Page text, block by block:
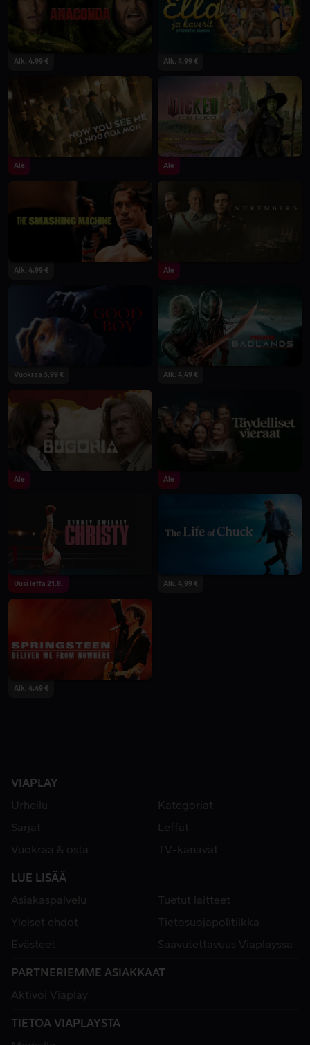
Alk. 4,99 € Alk. 4,99 €
Ale Ale
Alk. 4,99 € Ale
Vuokraa 3,99 € Alk. 4,49 €
Ale Ale
Uusi leffa 21.8. Alk. 4,99 €
Alk. 4,49 €
VIAPLAY
Urheilu
Kategoriat
Sarjat
Leffat
Vuokraa & osta
TV-kanavat
LUE LISÄÄ
Asiakaspalvelu
Tuetut laitteet
Yleiset ehdot
Tietosuojapolitiikka
Evästeet
Saavutettavuus Viaplayssa
PARTNERIEMME ASIAKKAAT
Aktivoi Viaplay
TIETOA VIAPLAYSTA